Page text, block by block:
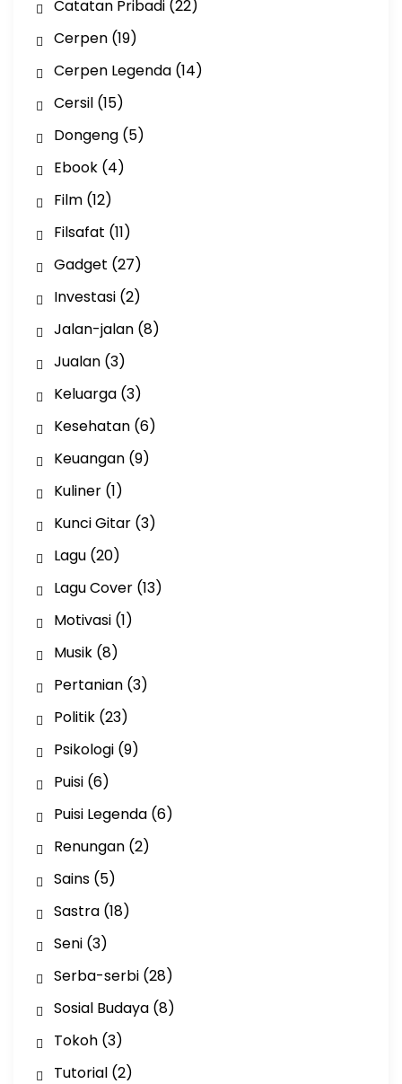
Catatan Pribadi(22)
Cerpen(19)
Cerpen Legenda(14)
Cersil(15)
Dongeng(5)
Ebook(4)
Film(12)
Filsafat (11)
Gadget (27)
Investasi(2)
Jalan-jalan(8)
Jualan(3)
Keluarga(3)
Kesehatan(6)
Keuangan(9)
Kuliner(1)
Kunci Gitar(3)
Lagu(20)
Lagu Cover(13)
Motivasi(1)
Musik(8)
Pertanian(3)
Politik(23)
Psikologi(9)
Puisi(6)
Puisi Legenda(6)
Renungan(2)
Sains(5)
Sastra(18)
Seni(3)
Serba-serbi(28)
Sosial Budaya(8)
Tokoh(3)
Tutorial(2)